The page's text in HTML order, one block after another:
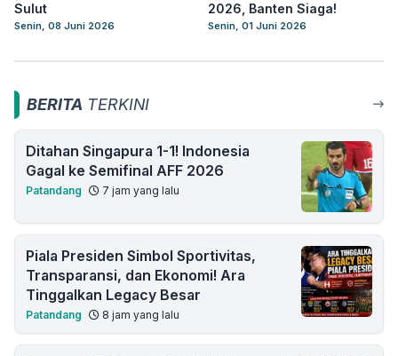
Sulut
Senin, 08 Juni 2026
2026, Banten Siaga!
Senin, 01 Juni 2026
BERITA TERKINI
Ditahan Singapura 1-1! Indonesia
Gagal ke Semifinal AFF 2026
Patandang 7 jam yang lalu
Piala Presiden Simbol Sportivitas,
Transparansi, dan Ekonomi! Ara
Tinggalkan Legacy Besar
Patandang 8 jam yang lalu